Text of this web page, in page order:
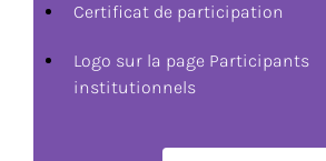
Certificat de participation
Logo sur la page Participants
institutionnels